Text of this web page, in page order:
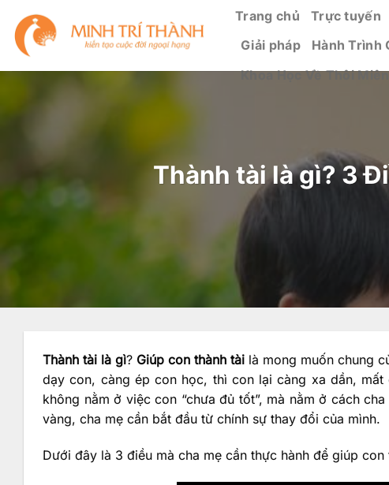
qua
nội
dung
Trang chủ Trực tuyến
Giải pháp
Hành Trình
Khoa Học Về Thôi Miên
Thành tài là gì? 3
Thành tài là gì? Giúp con thành tài là mong muốn chung
dạy con, càng ép con học, thì con lại càng xa dần,
không nằm ở việc con “chưa đủ tốt”, mà nằm ở cách
vàng, cha mẹ cần bắt đầu từ chính sự thay đổi của mình.
Dưới đây là 3 điều mà cha mẹ cần thực hành để giúp con